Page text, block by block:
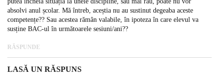
absolvi anul școlar. Mă întreb, aceștia nu au sustinut degeaba aceste
competențe?? Sau acestea rămân valabile, în ipoteza în care elevul va
susține BAC-ul în următoarele sesiuni/ani??
RĂSPUNDE
LASĂ UN RĂSPUNS